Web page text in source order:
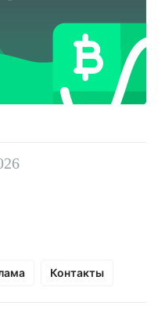
Контакты